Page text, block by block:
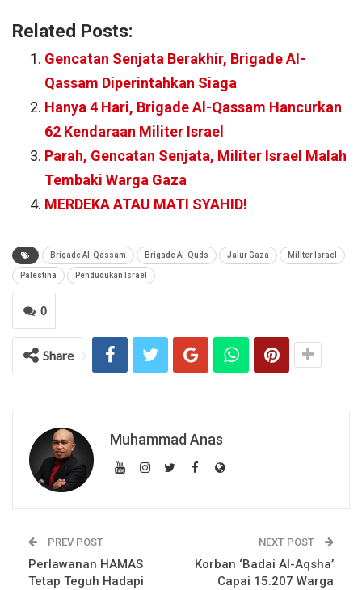
Related Posts:
Gencatan Senjata Berakhir, Brigade Al-
Qassam Diperintahkan Siaga
Hanya 4 Hari, Brigade Al-Qassam Hancurkan
62 Kendaraan Militer Israel
Parah, Gencatan Senjata, Militer Israel Malah
Tembaki Warga Gaza
MERDEKA ATAU MATI SYAHID!
Brigade Al-Qassam Brigade Al-Quds Jalur Gaza Militer Israel
Palestina Pendudukan Israel
0
Share
Muhammad Anas
PREV POST
Perlawanan HAMAS
Tetap Teguh Hadapi
NEXT POST
Korban ‘Badai Al-Aqsha’
Capai 15.207 Warga